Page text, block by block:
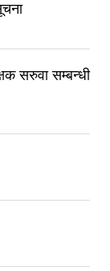
सरुवा सम्बन्धी